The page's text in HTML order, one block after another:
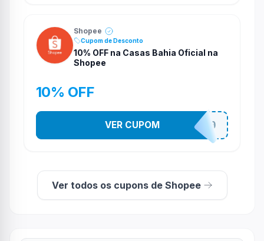
Shopee
Cupom de Desconto
10% OFF na Casas Bahia Oficial na
Shopee
10% OFF
CASATEL10
VER CUPOM
Ver todos os cupons de Shopee